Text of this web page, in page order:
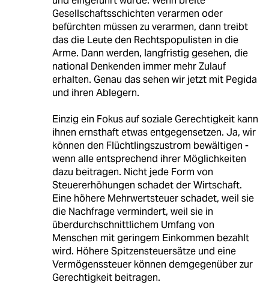
Gesellschaftsschichten verarmen oder
befürchten müssen zu verarmen, dann treibt
das die Leute den Rechtspopulisten in die
Arme. Dann werden, langfristig gesehen, die
national Denkenden immer mehr Zulauf
erhalten. Genau das sehen wir jetzt mit Pegida
und ihren Ablegern.
Einzig ein Fokus auf soziale Gerechtigkeit kann
ihnen ernsthaft etwas entgegensetzen. Ja, wir
können den Flüchtlingszustrom bewältigen -
wenn alle entsprechend ihrer Möglichkeiten
dazu beitragen. Nicht jede Form von
Steuererhöhungen schadet der Wirtschaft.
Eine höhere Mehrwertsteuer schadet, weil sie
die Nachfrage vermindert, weil sie in
überdurchschnittlichem Umfang von
Menschen mit geringem Einkommen bezahlt
wird. Höhere Spitzensteuersätze und eine
Vermögenssteuer können demgegenüber zur
Gerechtigkeit beitragen.